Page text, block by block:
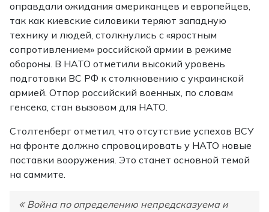
оправдали ожидания американцев и европейцев,
так как киевские силовики теряют западную
технику и людей, столкнулись с «яростным
сопротивлением» российской армии в режиме
обороны. В НАТО отметили высокий уровень
подготовки ВС РФ к столкновению с украинской
армией. Отпор российский военных, по словам
генсека, стан вызовом для НАТО.
Столтенберг отметил, что отсутствие успехов ВСУ
на фронте должно спровоцировать у НАТО новые
поставки вооружения. Это станет основной темой
на саммите.
Война по определению непредсказуема и